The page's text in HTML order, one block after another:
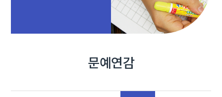
문예연감